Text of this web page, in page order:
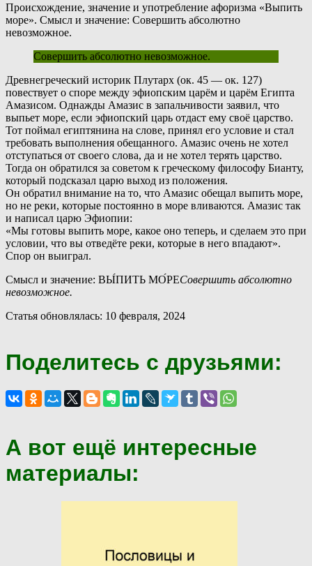
Происхождение, значение и употребление афоризма «Выпить
море». Смысл и значение: Совершить абсолютно
невозможное.
Совершить абсолютно невозможное.
Древнегреческий историк Плутарх (ок. 45 — ок. 127)
повествует о споре между эфиопским царём и царём Египта
Амазисом. Однажды Амазис в запальчивости заявил, что
выпьет море, если эфиопский царь отдаст ему своё царство.
Тот поймал египтянина на слове, принял его условие и стал
требовать выполнения обещанного. Амазис очень не хотел
отступаться от своего слова, да и не хотел терять царство.
Тогда он обратился за советом к греческому философу Бианту,
который подсказал царю выход из положения.
Он обратил внимание на то, что Амазис обещал выпить море,
но не реки, которые постоянно в море вливаются. Амазис так
и написал царю Эфиопии:
«Мы готовы выпить море, какое оно теперь, и сделаем это при
условии, что вы отведёте реки, которые в него впадают».
Спор он выиграл.
Смысл и значение: ВЫ́ПИТЬ МО́РЕСовершить абсолютно
невозможное.
Статья обновлялась: 10 февраля, 2024
Поделитесь с друзьями:
А вот ещё интересные
материалы: